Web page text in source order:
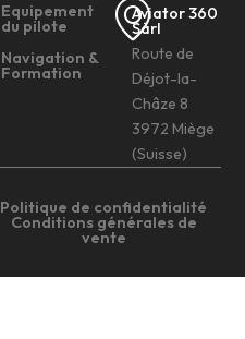
Equipement
du pilote
Navigation &
Formation
Aviator 360
Sàrl
Route de
Déjot-la-
Châze 8
3972 Miège
(Suisse)
Politique de confidentialité
Conditions générales de
vente